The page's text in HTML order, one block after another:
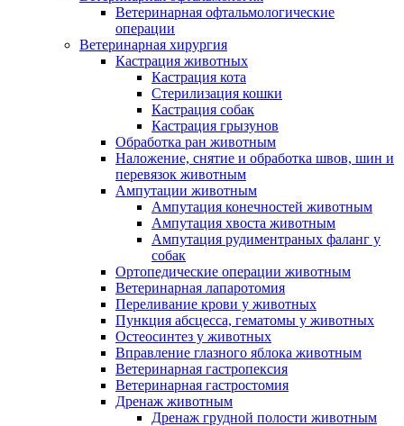
Ветеринарная офтальмологические
операции
Ветеринарная хирургия
Кастрация животных
Кастрация кота
Стерилизация кошки
Кастрация собак
Кастрация грызунов
Обработка ран животным
Наложение, снятие и обработка швов, шин и
перевязок животным
Ампутации животным
Ампутация конечностей животным
Ампутация хвоста животным
Ампутация рудиментраных фаланг у
собак
Ортопедические операции животным
Ветеринарная лапаротомия
Переливание крови у животных
Пункция абсцесса, гематомы у животных
Остеосинтез у животных
Вправление глазного яблока животным
Ветеринарная гастропексия
Ветеринарная гастростомия
Дренаж животным
Дренаж грудной полости животным